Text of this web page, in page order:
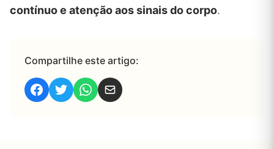
contínuo e atenção aos sinais do corpo.
Compartilhe este artigo: